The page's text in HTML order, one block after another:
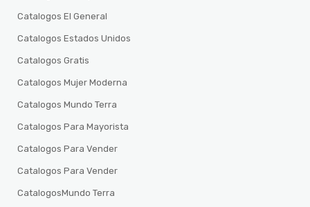
Catalogos El General
Catalogos Estados Unidos
Catalogos Gratis
Catalogos Mujer Moderna
Catalogos Mundo Terra
Catalogos Para Mayorista
Catalogos Para Vender
Catalogos Para Vender
CatalogosMundo Terra